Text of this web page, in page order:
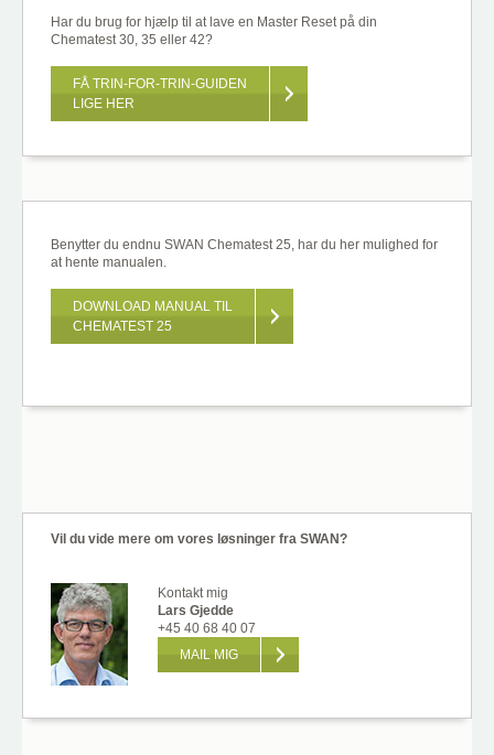
Har du brug for hjælp til at lave en Master Reset på din
Chematest 30, 35 eller 42?
FÅ TRIN-FOR-TRIN-GUIDEN
LIGE HER
Benytter du endnu SWAN Chematest 25, har du her mulighed for
at hente manualen.
DOWNLOAD MANUAL TIL
CHEMATEST 25
Vil du vide mere om vores løsninger fra SWAN?
Kontakt mig
Lars Gjedde
+45 40 68 40 07
MAIL MIG